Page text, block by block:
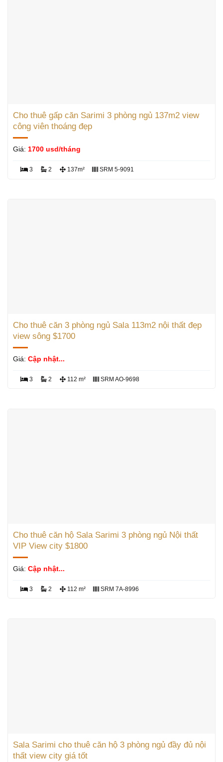
Cho thuê gấp căn Sarimi 3 phòng ngủ 137m2 view
công viên thoáng đẹp
Giá: 1700 usd/tháng
3 2 137m² SRM 5-9091
Cho thuê căn 3 phòng ngủ Sala 113m2 nội thất đẹp
view sông $1700
Giá: Cập nhật...
3 2 112 m² SRM AO-9698
Cho thuê căn hộ Sala Sarimi 3 phòng ngủ Nội thất
VIP View city $1800
Giá: Cập nhật...
3 2 112 m² SRM 7A-8996
Sala Sarimi cho thuê căn hộ 3 phòng ngủ đầy đủ nội
thất view city giá tốt